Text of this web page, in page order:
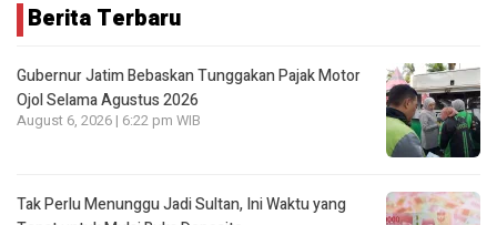
Berita Terbaru
Gubernur Jatim Bebaskan Tunggakan Pajak Motor
Ojol Selama Agustus 2026
August 6, 2026 | 6:22 pm WIB
Tak Perlu Menunggu Jadi Sultan, Ini Waktu yang